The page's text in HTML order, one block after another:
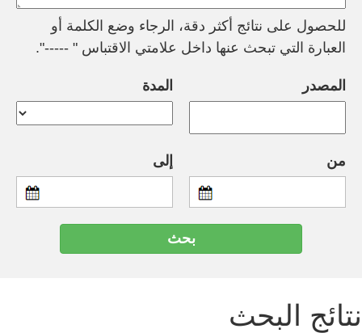
للحصول على نتائج أكثر دقة، الرجاء وضع الكلمة أو
العبارة التي تبحث عنها داخل علامتي الاقتباس " -----".
المصدر المدة
من إلى
نتائج البحث